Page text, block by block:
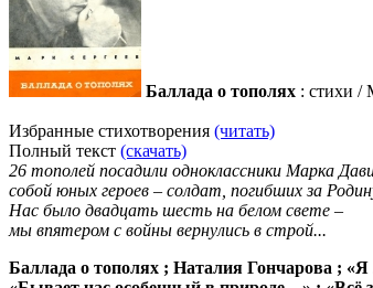
Баллада о тополях : стихи /
Избранные стихотворения (читать)
Полный текст (скачать)
26 тополей посадили одноклассники Марка
собой юных героев – солдат, погибших за
Нас было двадцать шесть на белом свете –
мы впятером с войны вернулись в строй...
Баллада о тополях ; Наталия Гончарова ;